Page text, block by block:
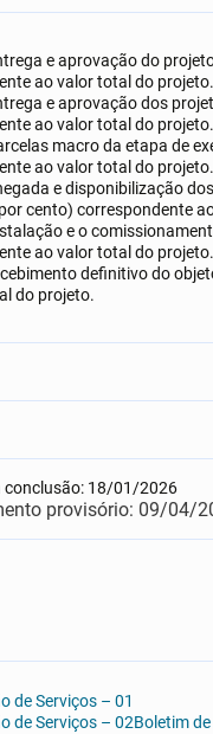
e aprovação do
ao valor total do projeto.
e aprovação dos
ao valor total do projeto.
macro da etapa de
ao valor total do projeto.
e disponibilização
cento) correspondente
e o
ao valor total do projeto.
definitivo do
do projeto.
conclusão: 18/01/2026
provisório: 09/04/
de Serviços – 01
de Serviços – 02Boletim